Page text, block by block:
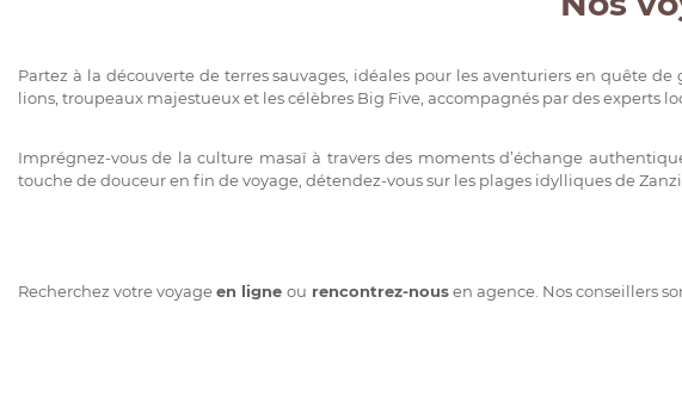
Partez à la découverte de terres sauvages, idéales pour les aventuriers en quête
lions, troupeaux majestueux et les célèbres Big Five, accompagnés par des experts
Imprégnez-vous de la culture masaï à travers des moments d’échange
touche de douceur en fin de voyage, détendez-vous sur les plages idylliques de
Recherchez votre voyageen ligne ou rencontrez-nousen agence. Nos conseillers